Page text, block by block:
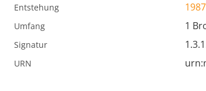
Entstehung 1987
Umfang 1
Signatur
URN